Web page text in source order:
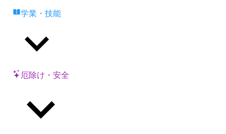
学業・技能
厄除け・安全